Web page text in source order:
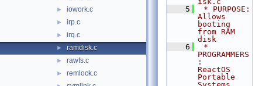
► iowork.c
► irp.c
► irq.c
► ramdisk.c
► rawfs.c
► remlock.c
    5
* PURPOSE:
Allows
booting
from RAM
disk
    6
*
PROGRAMMERS
:
ReactOS
Portable